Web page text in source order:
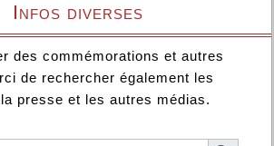
Infos diverses
des commémorations et autres
de rechercher également les
presse et les autres médias.